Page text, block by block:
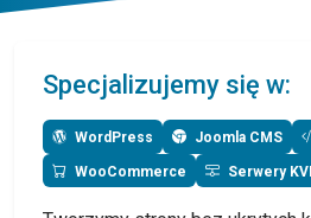
Specjalizujemy się w:
WordPress Joomla CMS
WooCommerce Serwery